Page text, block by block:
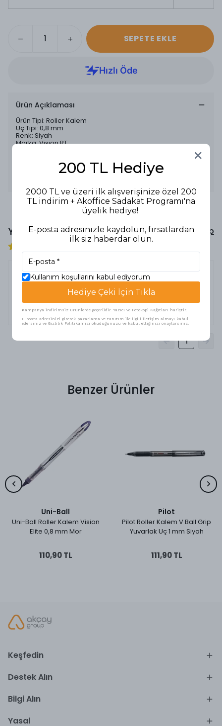
SEPETE EKLE
Ürün Açıklaması
Ürün Tipi: Roller Kalem
Uç Tipi: 0,8 mm
Renk: Siyah
Marka: Vision RT
- 0,8 mm uç ile pürüzsüz yazım sağlar.
- Dayanıklı yapı ile uzun süreli kullanım sunar.
Yorumlar Yorum Yap
Satın Alınmış
1
Benzer Ürünler
Uni-Ball
Uni-Ball Roller Kalem Vision
Elite 0,8 mm Mor
110,90 TL
Pilot
Pilot Roller Kalem V Ball Grip
Yuvarlak Uç 1 mm Siyah
111,90 TL
Keşfedin
Destek Alın
Bilgi Alın
Yasal
200 TL Hediye
2000 TL ve üzeri ilk alışverişinize özel 200
TL indirim + Akoffice Sadakat Programı'na
üyelik hediye!
E-posta adresinizle kaydolun, fırsatlardan
ilk siz haberdar olun.
Kullanım koşullarını kabul ediyorum
Hediye Çeki İçin Tıkla
Kampanya indirimsiz ürünlerde geçerlidir. Yazıcı ve Fotokopi Kağıtları hariçtir.
E-posta adresinizi girerek pazarlama ve tanıtım ile ilgili iletişim almayı kabul
edersiniz ve Gizlilik Politikamızı okuduğunuzu ve kabul ettiğinizi onaylarsınız.